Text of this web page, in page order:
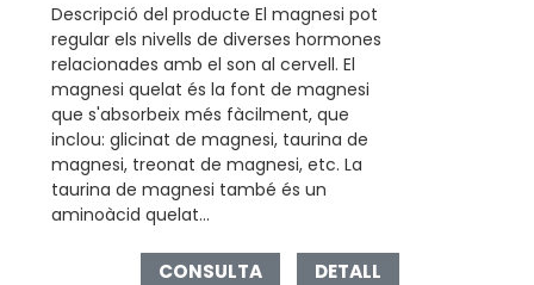
Descripció del producte El magnesi pot
regular els nivells de diverses hormones
relacionades amb el son al cervell. El
magnesi quelat és la font de magnesi
que s'absorbeix més fàcilment, que
inclou: glicinat de magnesi, taurina de
magnesi, treonat de magnesi, etc. La
taurina de magnesi també és un
aminoàcid quelat...
CONSULTA DETALL